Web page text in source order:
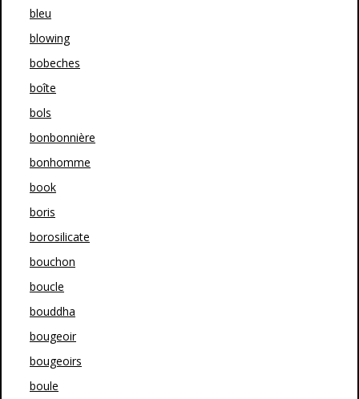
bleu
blowing
bobeches
boîte
bols
bonbonnière
bonhomme
book
boris
borosilicate
bouchon
boucle
bouddha
bougeoir
bougeoirs
boule